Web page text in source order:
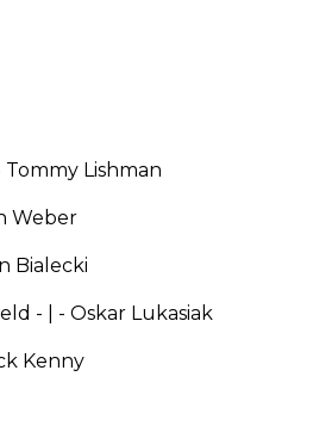
Lishman
Weber
Bialecki
- | - Oskar Lukasiak
Kenny